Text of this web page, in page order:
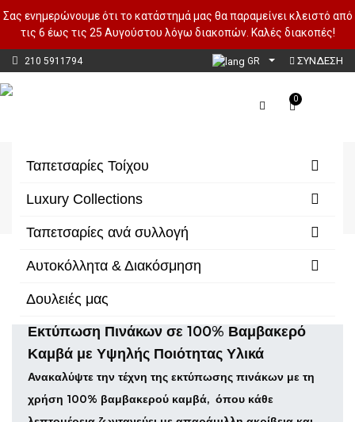
Σας ενημερώνουμε ότι το κατάστημά μας θα παραμείνει κλειστό από
τις 6 έως τις 25 Αυγούστου λόγω διακοπών. Καλές διακοπές!
210 5911794 GR ΣΥΝΔΕΣΗ
Ταπετσαρίες Τοίχου
Luxury Collections
Ταπετσαρίες ανά συλλογή
Αυτοκόλλητα & Διακόσμηση
Δουλειές μας
0
Πίνακες Σε Καμβά
Αρχική
Αυτοκόλλητα & Διακόσμηση
Πίνακες Με Καμβά
Φίλτρα/Κατηγορίες
Εκτύπωση Πινάκων σε 100% Βαμβακερό
Καμβά με Υψηλής Ποιότητας Υλικά
Ανακαλύψτε την τέχνη της εκτύπωσης πινάκων με τη
χρήση 100% βαμβακερού καμβά, όπου κάθε